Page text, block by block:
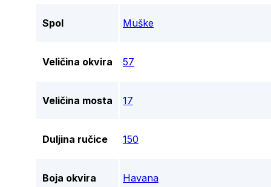
Spol Muške
Veličina okvira 57
Veličina mosta 17
Duljina ručice 150
Boja okvira Havana